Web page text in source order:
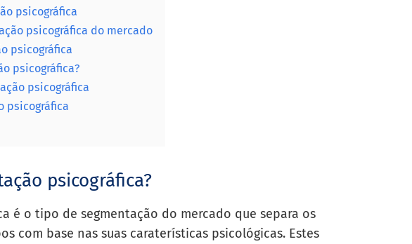
psicográfica
psicográfica do mercado
psicográfica
psicográfica?
psicográfica
psicográfica
psicográfica?
é o tipo de segmentação do mercado que separa os
com base nas suas caraterísticas psicológicas. Estes